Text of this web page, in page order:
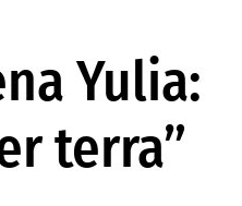
Yulia:
terra”